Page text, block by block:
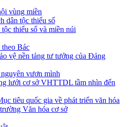
vùng miền
dân tộc thiểu số
thiểu số và miền núi
Bác
vệ nền tảng tư tưởng của Đảng
vươn mình
lưới cơ sở VHTTDL tầm nhìn đến
tiêu quốc gia về phát triển văn hóa
Văn hóa cơ sở